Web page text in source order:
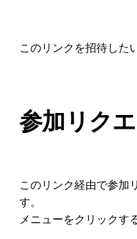
このリンクを招待した
参加リク
このリンク経由で参加
す。
メニューをクリックす